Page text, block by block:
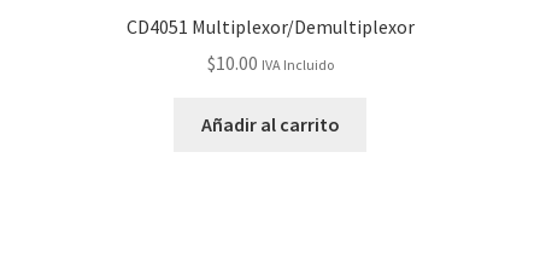
CD4051 Multiplexor/Demultiplexor
$10.00 IVA Incluido
Añadir al carrito